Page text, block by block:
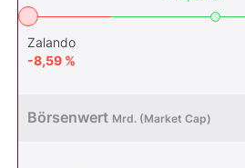
Zalando
-8,59 %
Börsenwert Mrd. (Market Cap)